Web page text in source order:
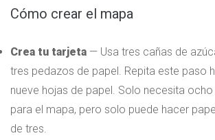
Cómo crear el mapa
Crea tu tarjeta — Usa tres cañas de
tres pedazos de papel. Repita este paso
nueve hojas de papel. Solo necesita
para el mapa, pero solo puede hacer
de tres.